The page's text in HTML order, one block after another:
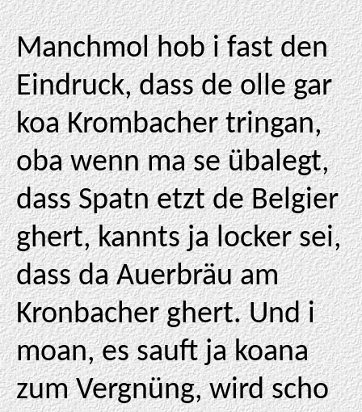
Manchmol hob i fast den
Eindruck, dass de olle gar
koa Krombacher tringan,
oba wenn ma se übalegt,
dass Spatn etzt de Belgier
ghert, kannts ja locker sei,
dass da Auerbräu am
Kronbacher ghert. Und i
moan, es sauft ja koana
zum Vergnüng, wird scho